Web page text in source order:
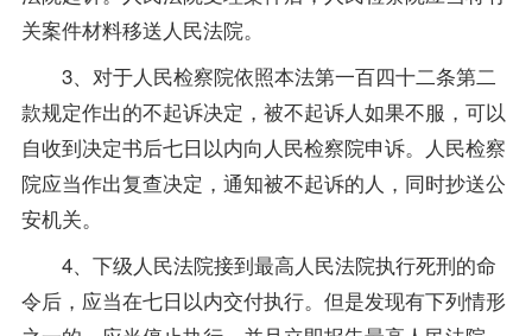
关案件材料移送人民法院。
3、对于人民检察院依照本法第一百四十二条第二
款规定作出的不起诉决定，被不起诉人如果不服，可以
自收到决定书后七日以内向人民检察院申诉。人民检察
院应当作出复查决定，通知被不起诉的人，同时抄送公
安机关。
4、下级人民法院接到最高人民法院执行死刑的命
令后，应当在七日以内交付执行。但是发现有下列情形